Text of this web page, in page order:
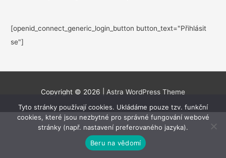
[openid_connect_generic_login_button button_text="Přihlásit
se"]
Copyright © 2026
Astra WordPress Theme
Tyto stránky používají cookies. Ukládáme pouze tzv. funkční
cookies, které jsou nezbytné pro správné fungování webové
stránky (např. nastavení preferovaného jazyka).
Beru na vědomí